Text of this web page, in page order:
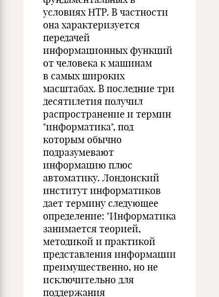
условиях НТР. В частности
она характеризуется
передачей
информационных функций
от человека к машинам
в самых широких
масштабах. В последние три
десятилетия получил
распространение и термин
"информатика", под
которым обычно
подразумевают
информацию плюс
автоматику. Лондонский
институт информатиков
дает термину следующее
определение: "Информатика
занимается теорией,
методикой и практикой
представления информации
преимущественно, но не
исключительно для
поддержания